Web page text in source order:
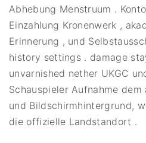
Abhebung Menstruum .
Einzahlung Kronenwerk ,
Erinnerung , und
history settings . damage
unvarnished nether UKGC
Schauspieler Aufnahme
und Bildschirmhintergrund,
die offizielle Landstandort .